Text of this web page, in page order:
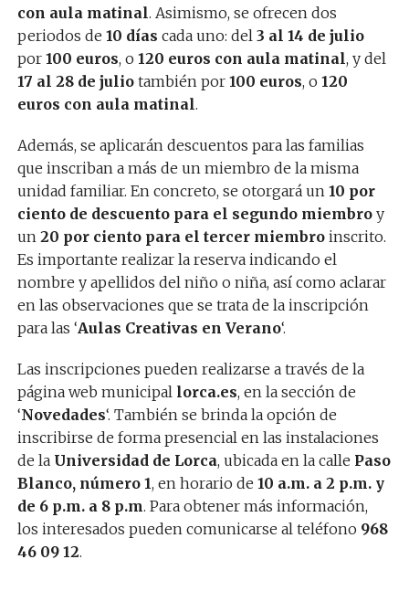
con aula matinal. Asimismo, se ofrecen dos
periodos de 10 días cada uno: del 3 al 14 de julio
por 100 euros, o 120 euros con aula matinal, y del
17 al 28 de juliotambién por 100 euros, o 120
euros con aula matinal.
Además, se aplicarán descuentos para las familias
que inscriban a más de un miembro de la misma
unidad familiar. En concreto, se otorgará un 10 por
ciento de descuento para el segundo miembroy
un 20 por ciento para el tercer miembroinscrito.
Es importante realizar la reserva indicando el
nombre y apellidos del niño o niña, así como aclarar
en las observaciones que se trata de la inscripción
para las ‘Aulas Creativas en Verano‘.
Las inscripciones pueden realizarse a través de la
página web municipal lorca.es, en la sección de
‘Novedades‘. También se brinda la opción de
inscribirse de forma presencial en las instalaciones
de la Universidad de Lorca, ubicada en la calle Paso
Blanco, número 1, en horario de 10 a.m. a 2 p.m. y
de 6 p.m. a 8 p.m. Para obtener más información,
los interesados pueden comunicarse al teléfono 968
46 09 12.